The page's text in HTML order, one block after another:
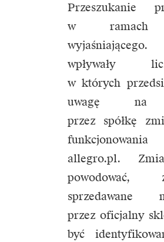
Przeszukanie
w ramach
wpływały
w których
uwagę na
przez spółkę
allegro.pl.
sprzedawane
przez oficjalny
być